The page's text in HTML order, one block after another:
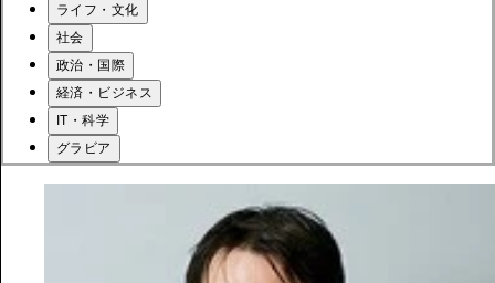
ライフ・文化
社会
政治・国際
経済・ビジネス
IT・科学
グラビア